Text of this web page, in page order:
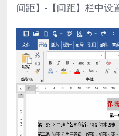
间距】-【间距】栏中设